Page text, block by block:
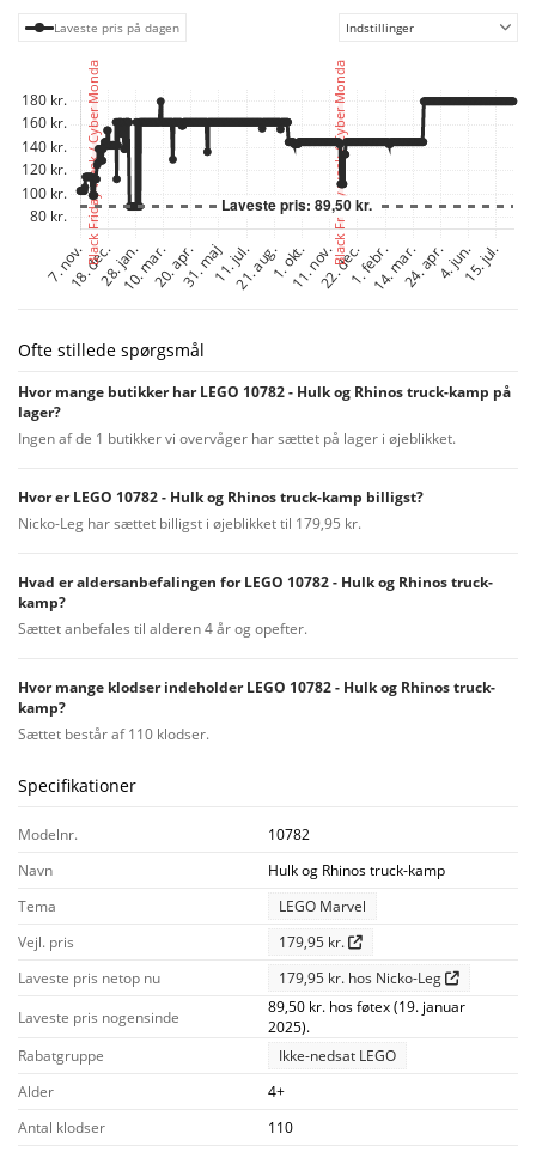
Laveste pris på dagen Indstillinger
Ofte stillede spørgsmål
Hvor mange butikker har LEGO 10782 - Hulk og Rhinos truck-kamp på
lager?
Ingen af de 1 butikker vi overvåger har sættet på lager i øjeblikket.
Hvor er LEGO 10782 - Hulk og Rhinos truck-kamp billigst?
Nicko-Leg har sættet billigst i øjeblikket til 179,95 kr.
Hvad er aldersanbefalingen for LEGO 10782 - Hulk og Rhinos truck-
kamp?
Sættet anbefales til alderen 4 år og opefter.
Hvor mange klodser indeholder LEGO 10782 - Hulk og Rhinos truck-
kamp?
Sættet består af 110 klodser.
Specifikationer
Modelnr.
10782
Navn
Hulk og Rhinos truck-kamp
Tema
LEGO Marvel
Vejl. pris
179,95 kr.
Laveste pris netop nu
179,95 kr. hos Nicko-Leg
Laveste pris nogensinde
89,50 kr. hos føtex (19. januar
2025).
Rabatgruppe
Ikke-nedsat LEGO
Alder
4+
Antal klodser
110